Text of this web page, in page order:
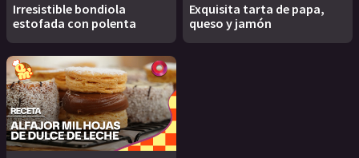
Irresistible bondiola
estofada con polenta
Exquisita tarta de papa,
queso y jamón